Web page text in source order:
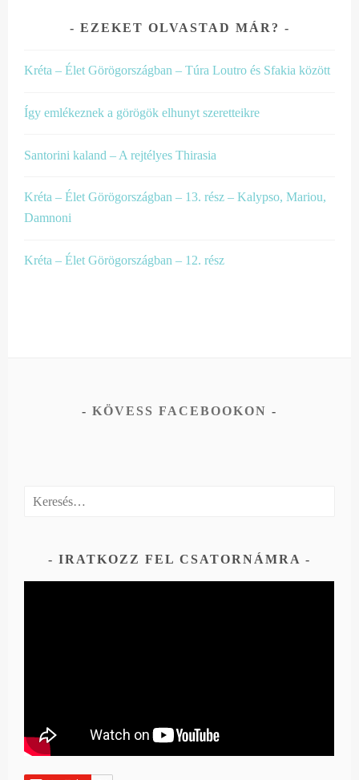
EZEKET OLVASTAD MÁR?
Kréta – Élet Görögországban – Túra Loutro és Sfakia között
Így emlékeznek a görögök elhunyt szeretteikre
Santorini kaland – A rejtélyes Thirasia
Kréta – Élet Görögországban – 13. rész – Kalypso, Mariou,
Damnoni
Kréta – Élet Görögországban – 12. rész
KÖVESS FACEBOOKON
Keresés:
IRATKOZZ FEL CSATORNÁMRA